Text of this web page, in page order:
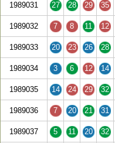
1989031 27 28 29 35
1989032 7 8 11 12
1989033 20 23 26 28
1989034 3 6 12 14
1989035 14 24 29 32
1989036 7 20 21 31
1989037 5 11 20 32